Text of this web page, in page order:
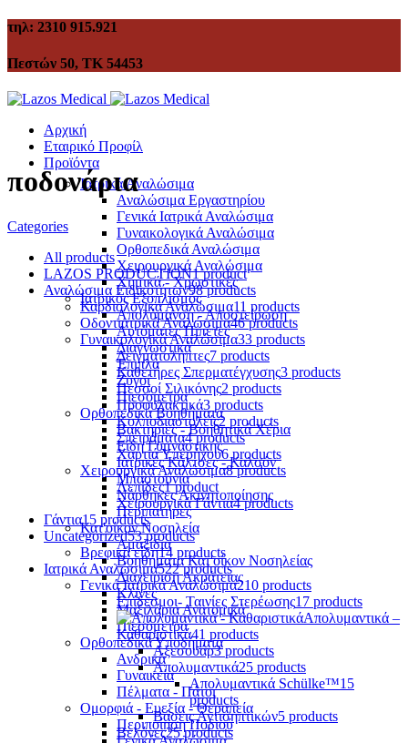
τηλ: 2310 915.921
Πεστών 50, ΤΚ 54453
Αρχική
Εταιρικό Προφίλ
Προϊόντα
Ιατρικά Αναλώσιμα
Αναλώσιμα Εργαστηρίου
Γενικά Ιατρικά Αναλώσιμα
Γυναικολογικά Αναλώσιμα
Ορθοπεδικά Αναλώσιμα
Χειρουργικά Αναλώσιμα
Χημικά - Χρωστικές
Ιατρικός Εξοπλισμός
Απολύμανση - Αποστείρωση
Αυτόματες Πιπέτες
Διαγνωστικά
Έπιπλα
Ζυγοί
Πιεσόμετρα
Ορθοπεδικά Βοηθήματα
Βακτηρίες - Βοηθητικά Χέρια
Είδη Γυμναστικής
Ιατρικές Κάλτσες - Καλσόν
Μπαστούνια
Νάρθηκες Ακινητοποίησης
Περιπατήρες
Κατ'οίκον Νοσηλεία
Αμαξίδια
Βοηθήματα Κατ'οίκον Νοσηλείας
Διαχείριση Ακράτειας
Κλίνες
Μαξιλάρια Ανατομικά
Πιεσόμετρα
Ορθοπεδικά Υποδήματα
Ανδρικά
Γυναικεία
Πέλματα - Πάτοι
Ομορφιά - Ευεξία - Θεραπεία
Περιποίηση Ποδιού
ποδονάρια
Categories
All products
LAZOS PRODUCTION1 product
Αναλώσιμα Ειδικοτήτων98 products
Καρδιολογικά Αναλώσιμα11 products
Οδοντιατρικά Αναλώσιμα46 products
Γυναικολογικά Αναλώσιμα33 products
Δειγματολήπτες7 products
Καθετήρες Σπερματέγχυσης3 products
Πεσσοί Σιλικόνης2 products
Προφυλακτικά3 products
Κολποδιαστολείς2 products
Σπειράματα4 products
Χαρτιά Υπερήχου6 products
Χειρουργικά Αναλώσιμα8 products
Λεπίδες1 product
Χειρουργικά Γάντια4 products
Γάντια15 products
Uncategorized53 products
Βρεφικά είδη14 products
Ιατρικά Αναλώσιμα522 products
Γενικά Ιατρικά Αναλώσιμα210 products
Επίδεσμοι- Ταινίες Στερέωσης17 products
Απολυμαντικά –
Καθαριστικά41 products
Αξεσουάρ3 products
Απολυμαντικά25 products
Απολυμαντικά Schülke™15
products
Βάσεις Αντισηπτικών5 products
Βελόνες25 products